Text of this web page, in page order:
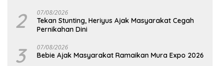
2 07/08/2026
Tekan Stunting, Heriyus Ajak Masyarakat Cegah
Pernikahan Dini
3 07/08/2026
Bebie Ajak Masyarakat Ramaikan Mura Expo 2026